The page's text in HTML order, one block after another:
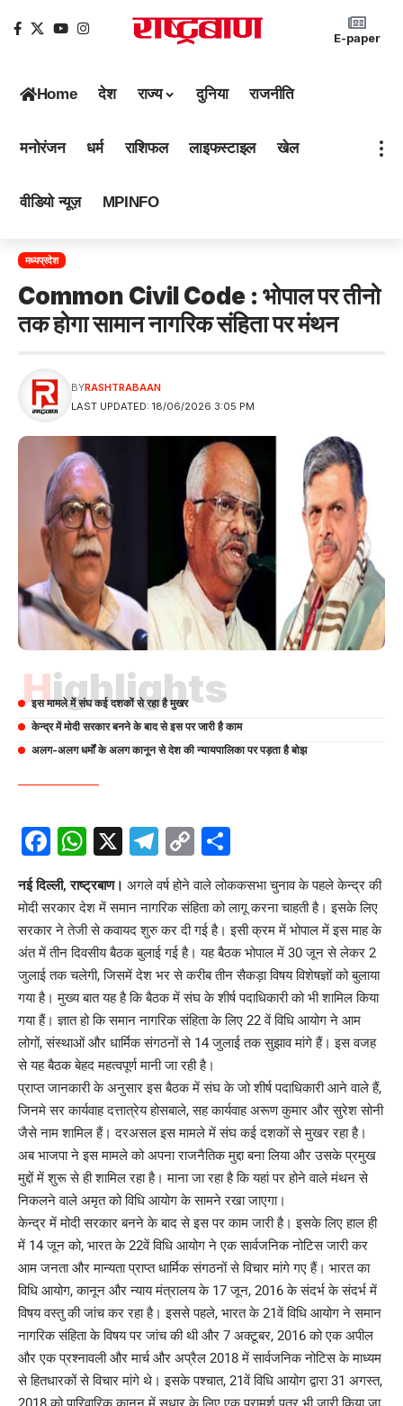
E-paper
Home देश राज्य दुनिया राजनीति
मनोरंजन धर्म राशिफल लाइफस्टाइल खेल
वीडियो न्यूज़ MPINFO
मध्यप्रदेश
Common Civil Code : भोपाल पर तीनो
तक होगा सामान नागरिक संहिता पर मंथन
LAST UPDATED: 18/06/2026 3:05 PM
BYRASHTRABAAN
Highlights
इस मामले में संघ कई दशकों से रहा है मुखर
केन्द्र में मोदी सरकार बनने के बाद से इस पर जारी है काम
अलग-अलग धर्मों के अलग कानून से देश की न्यायपालिका पर पड़ता है बोझ
Facebook
WhatsApp
X Telegram
Copy
Link
नई दिल्ली, राष्ट्रबाण। अगले वर्ष होने वाले लोककसभा चुनाव के पहले केन्द्र की
मोदी सरकार देश में समान नागरिक संहिता को लागू करना चाहती है। इसके लिए
सरकार ने तेजी से कवायद शुरु कर दी गई है। इसी क्रम में भोपाल में इस माह के
अंत में तीन दिवसीय बैठक बुलाई गई है। यह बैठक भोपाल में 30 जून से लेकर 2
जुलाई तक चलेगी, जिसमें देश भर से करीब तीन सैकड़ा विषय विशेषज्ञों को बुलाया
गया है। मुख्य बात यह है कि बैठक में संघ के शीर्ष पदाधिकारी को भी शामिल किया
गया हैं। ज्ञात हो कि समान नागरिक संहिता के लिए 22 वें विधि आयोग ने आम
लोगों, संस्थाओं और धार्मिक संगठनों से 14 जुलाई तक सुझाव मांगे हैं। इस वजह
से यह बैठक बेहद महत्वपूर्ण मानी जा रही है।
प्राप्त जानकारी के अनुसार इस बैठक में संघ के जो शीर्ष पदाधिकारी आने वाले हैं,
जिनमे सर कार्यवाह दत्तात्रेय होसबाले, सह कार्यवाह अरूण कुमार और सुरेश सोनी
जैसे नाम शामिल हैं। दरअसल इस मामले में संघ कई दशकों से मुखर रहा है।
अब भाजपा ने इस मामले को अपना राजनैतिक मुद्दा बना लिया और उसके प्रमुख
मुद्दों में शुरू से ही शामिल रहा है। माना जा रहा है कि यहां पर होने वाले मंथन से
निकलने वाले अमृत को विधि आयोग के सामने रखा जाएगा।
केन्द्र में मोदी सरकार बनने के बाद से इस पर काम जारी है। इसके लिए हाल ही
में 14 जून को, भारत के 22वें विधि आयोग ने एक सार्वजनिक नोटिस जारी कर
आम जनता और मान्यता प्राप्त धार्मिक संगठनों से विचार मांगे गए हैं। भारत का
विधि आयोग, कानून और न्याय मंत्रालय के 17 जून, 2016 के संदर्भ के संदर्भ में
विषय वस्तु की जांच कर रहा है। इससे पहले, भारत के 21वें विधि आयोग ने समान
नागरिक संहिता के विषय पर जांच की थी और 7 अक्टूबर, 2016 को एक अपील
और एक प्रश्नावली और मार्च और अप्रैल 2018 में सार्वजनिक नोटिस के माध्यम
से हितधारकों से विचार मांगे थे। इसके पश्चात, 21वें विधि आयोग द्वारा 31 अगस्त,